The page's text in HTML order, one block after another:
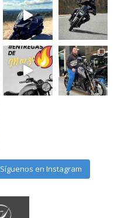
Síguenos en Instagram